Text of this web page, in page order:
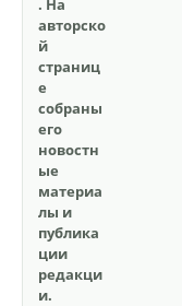
. На
авторско
й
страниц
е
собраны
его
новостн
ые
материа
лы и
публика
ции
редакци
и.